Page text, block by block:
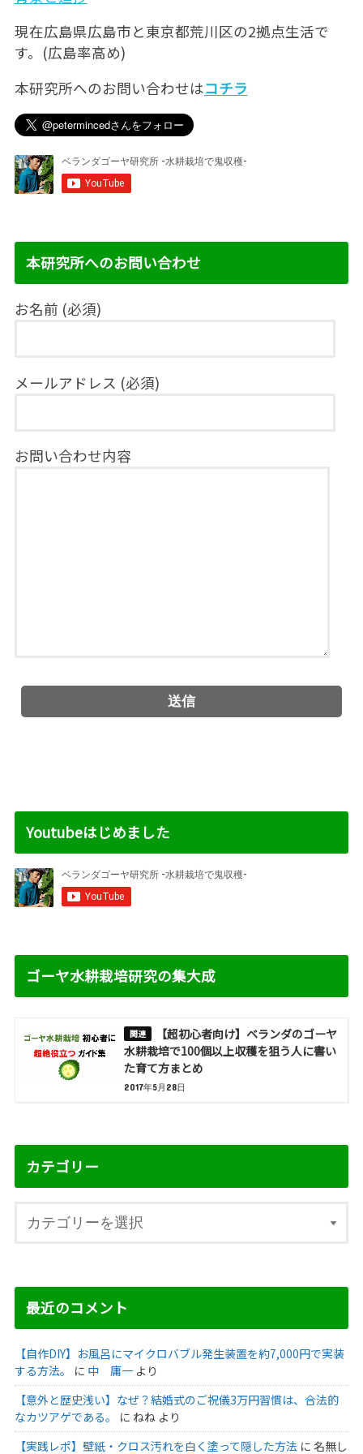
現在広島県広島市と東京都荒川区の2拠点生活で
す。(広島率高め)
本研究所へのお問い合わせはコチラ
本研究所へのお問い合わせ
お名前 (必須)
メールアドレス (必須)
お問い合わせ内容
Youtubeはじめました
ゴーヤ水耕栽培研究の集大成
【超初心者向け】ベランダのゴーヤ
水耕栽培で100個以上収穫を狙う人に書い
た育て方まとめ
2017年5月28日
カテゴリー
最近のコメント
【自作DIY】お風呂にマイクロバブル発生装置を約7,000円で実装
する方法。
に 中 庸一より
【意外と歴史浅い】なぜ？結婚式のご祝儀3万円習慣は、合法的
なカツアゲである。
に ねねより
【実践レポ】壁紙・クロス汚れを白く塗って隠した方法 に 名無し